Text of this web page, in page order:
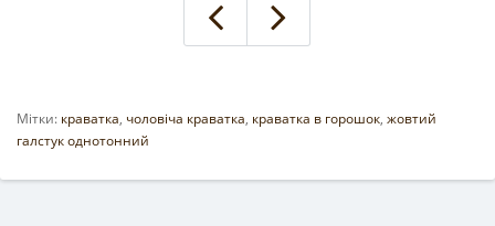
Мітки: краватка, чоловіча краватка, краватка в горошок, жовтий
галстук однотонний